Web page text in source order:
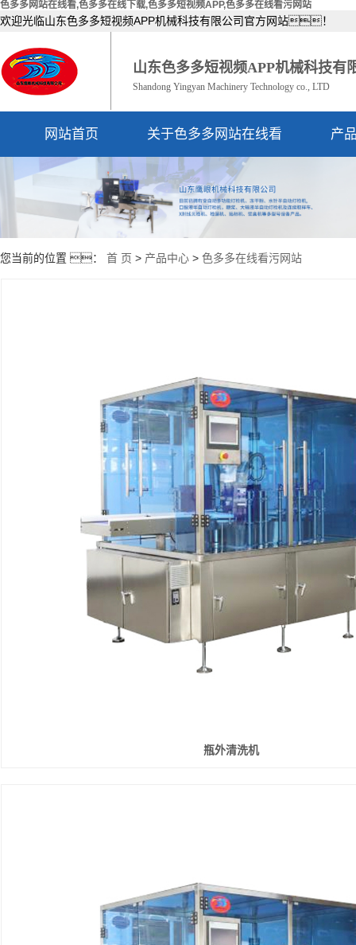
色多多网站在线看,色多多在线下载,色多多短视频APP,色多多在线看污网站
欢迎光临山东色多多短视频APP机械科技有限公司官方网站！
山东色多多短视频APP机械科技有
Shandong Yingyan Machinery Technology co., LTD
网站首页 关于色多多网站在线看
公司简介
资质荣誉
产
您当前的位置 ： 首 页 > 产品中心 > 色多多在线看污网站
瓶外清洗机